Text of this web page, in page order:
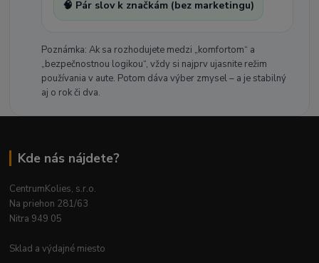
🧠 Pár slov k značkám (bez marketingu)
Poznámka: Ak sa rozhodujete medzi „komfortom“ a
„bezpečnostnou logikou“, vždy si najprv ujasnite režim
používania v aute. Potom dáva výber zmysel – a je stabilný
aj o rok či dva.
Kde nás nájdete?
CentrumKolies, s.r.o.
Na priehon 281/63
Nitra 949 05
Sklad a výdajné miesto